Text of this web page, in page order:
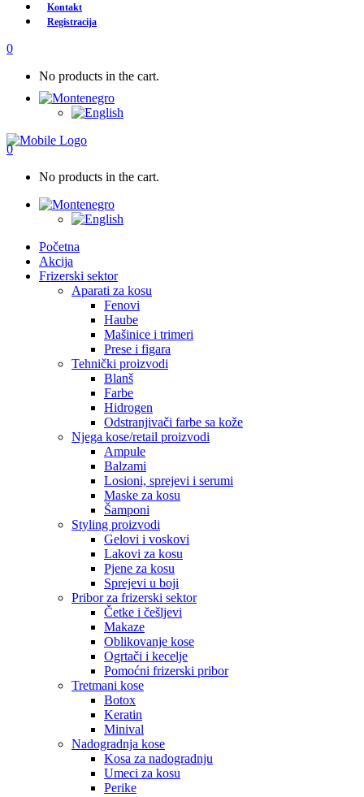
Kontakt
Registracija
0
No products in the cart.
0
No products in the cart.
Početna
Akcija
Frizerski sektor
Aparati za kosu
Fenovi
Haube
Mašinice i trimeri
Prese i figara
Tehnički proizvodi
Blanš
Farbe
Hidrogen
Odstranjivači farbe sa kože
Njega kose/retail proizvodi
Ampule
Balzami
Losioni, sprejevi i serumi
Maske za kosu
Šamponi
Styling proizvodi
Gelovi i voskovi
Lakovi za kosu
Pjene za kosu
Sprejevi u boji
Pribor za frizerski sektor
Četke i češljevi
Makaze
Oblikovanje kose
Ogrtači i kecelje
Pomoćni frizerski pribor
Tretmani kose
Botox
Keratin
Minival
Nadogradnja kose
Kosa za nadogradnju
Umeci za kosu
Perike